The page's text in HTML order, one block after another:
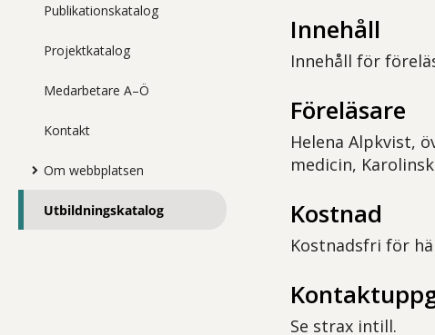
Publikationskatalog
Projektkatalog
Medarbetare A–Ö
Kontakt
Om webbplatsen
Utbildningskatalog
Innehåll
Innehåll för
Föreläsare
Helena Alpkvist,
medicin,
Kostnad
Kostnadsfri för
Se strax intill.